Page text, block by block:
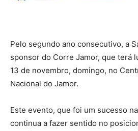
Pelo segundo ano consecutivo, a
sponsor do Corre Jamor, que terá
13 de novembro, domingo, no
Nacional do Jamor.
Este evento, que foi um sucesso
continua a fazer sentido no